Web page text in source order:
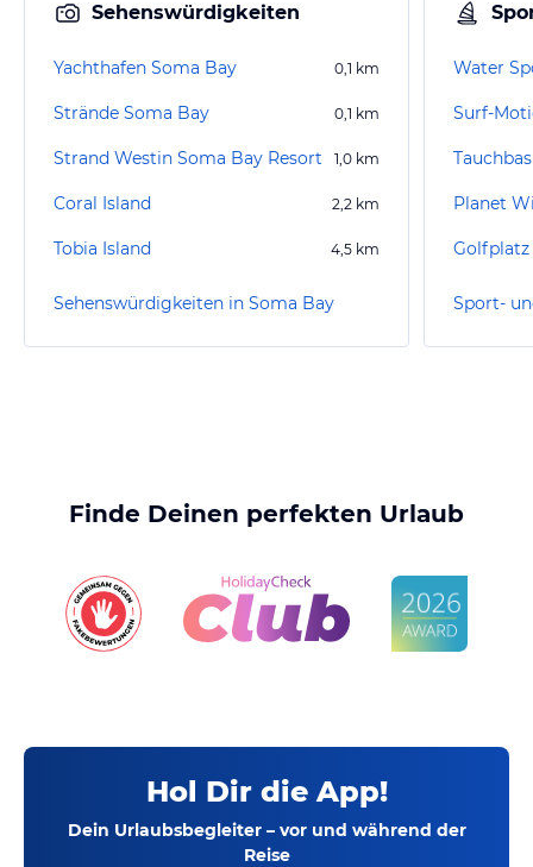
Sehenswürdigkeiten
Yachthafen Soma Bay 0,1 km
Strände Soma Bay 0,1 km
Strand Westin Soma Bay Resort 1,0 km
Coral Island 2,2 km
Tobia Island 4,5 km
Sehenswürdigkeiten in Soma Bay
Water
Surf-
Planet
Golfplatz
Finde Deinen perfekten Urlaub
Hol Dir die App!
Dein Urlaubsbegleiter – vor und während der
Reise